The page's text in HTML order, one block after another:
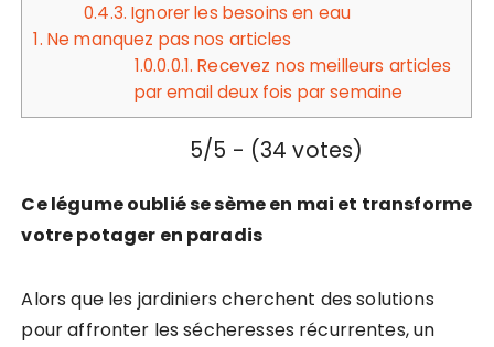
0.4.3. Ignorer les besoins en eau
1. Ne manquez pas nos articles
1.0.0.0.1. Recevez nos meilleurs articles
par email deux fois par semaine
5/5 - (34 votes)
Ce légume oublié se sème en mai et transforme
votre potager en paradis
Alors que les jardiniers cherchent des solutions
pour affronter les sécheresses récurrentes, un